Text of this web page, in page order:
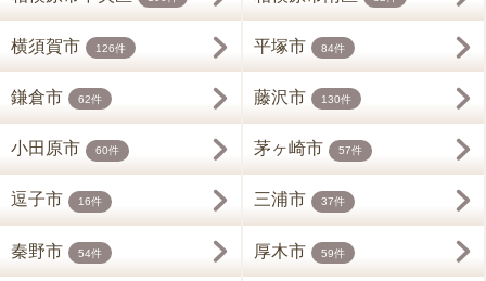
横須賀市 126件 平塚市 84件
鎌倉市 62件 藤沢市 130件
小田原市 60件 茅ヶ崎市 57件
逗子市 16件 三浦市 37件
秦野市 54件 厚木市 59件